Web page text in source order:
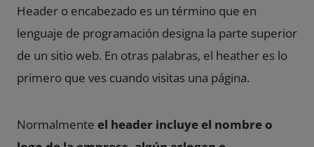
Header o encabezado es un término que en
lenguaje de programación designa la parte superior
de un sitio web. En otras palabras, el heather es lo
primero que ves cuando visitas una página.
Normalmente el header incluye el nombre o